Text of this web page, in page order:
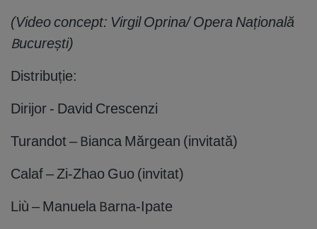
(Video concept: Virgil Oprina/ Opera Națională
București)
Distribuție:
Dirijor - David Crescenzi
Turandot – Bianca Mărgean (invitată)
Calaf – Zi-Zhao Guo (invitat)
Liù – Manuela Barna-Ipate